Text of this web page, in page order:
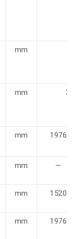
mm
mm
mm 1976
mm —
mm 1520
mm 1976